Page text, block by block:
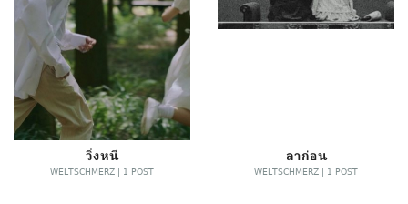
วิ่งหนี
WELTSCHMERZ | 1 POST
ลาก่อน
WELTSCHMERZ | 1 POST